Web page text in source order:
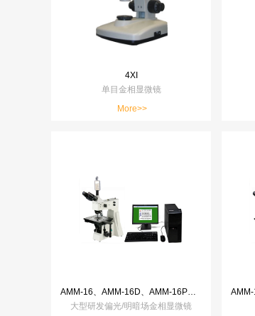
4XI
单目金相显微镜
More>>
AMM-16、AMM-16D、AMM-16P、AMM-16T、AMM-16ST
大型研发偏光/明暗场金相显微镜